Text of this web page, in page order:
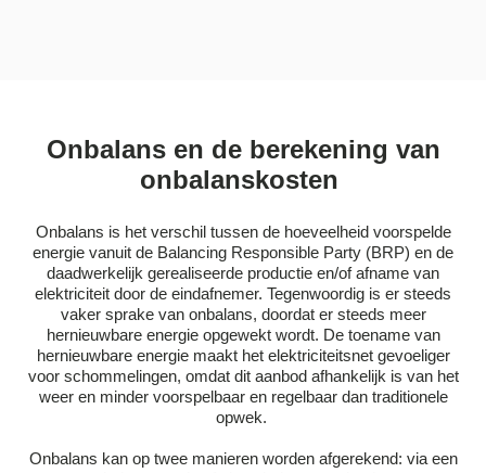
Onbalans en de berekening van
onbalanskosten
Onbalans is het verschil tussen de hoeveelheid voorspelde
energie vanuit de Balancing Responsible Party (BRP) en de
daadwerkelijk gerealiseerde productie en/of afname van
elektriciteit door de eindafnemer. Tegenwoordig is er steeds
vaker sprake van onbalans, doordat er steeds meer
hernieuwbare energie opgewekt wordt. De toename van
hernieuwbare energie maakt het elektriciteitsnet gevoeliger
voor schommelingen, omdat dit aanbod afhankelijk is van het
weer en minder voorspelbaar en regelbaar dan traditionele
opwek.
Onbalans kan op twee manieren worden afgerekend: via een